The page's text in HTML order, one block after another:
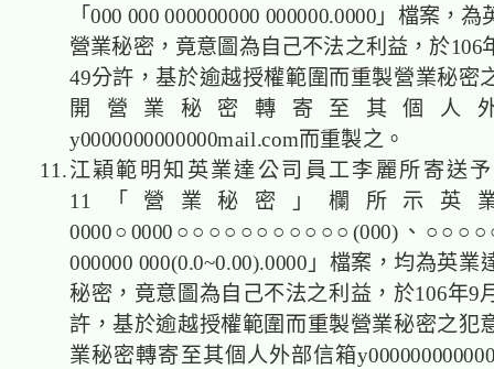
「000 000 000000000 000000.0000」檔案，
營業秘密，竟意圖為自己不法之利益，於106
49分許，基於逾越授權範圍而重製營業秘密
開營業秘密轉寄至其個人
y0000000000000mail.com而重製之。
11.江穎範明知英業達公司員工李麗所寄送
11「營業秘密」欄所示英
0000○0000○○○○○○○○○○○(000)、
000000 000(0.0~0.00).0000」檔案，均為英業
秘密，竟意圖為自己不法之利益，於106年9
許，基於逾越授權範圍而重製營業秘密之犯
業秘密轉寄至其個人外部信箱